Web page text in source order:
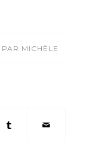
PAR MICHÈLE